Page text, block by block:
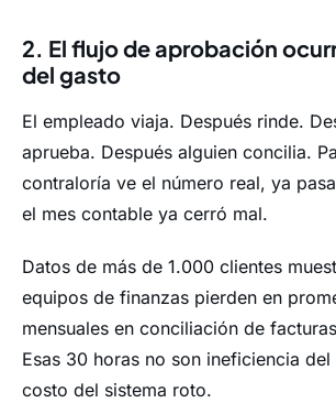
2. El flujo de aprobación
del gasto
El empleado viaja. Después rinde.
aprueba. Después alguien concilia.
contraloría ve el número real, ya
el mes contable ya cerró mal.
Datos de más de 1.000 clientes
equipos de finanzas pierden en
mensuales en conciliación de
Esas 30 horas no son ineficiencia
costo del sistema roto.